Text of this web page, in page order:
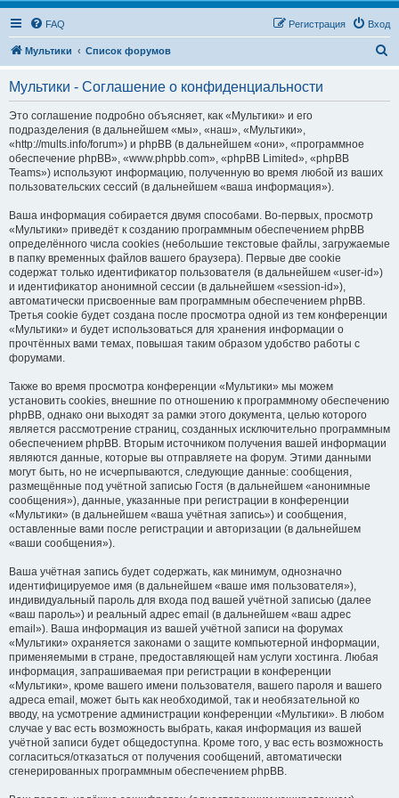
FAQ Вход
Регистрация
Мультики Список форумов
Мультики - Соглашение о конфиденциальности
Это соглашение подробно объясняет, как «Мультики» и его
подразделения (в дальнейшем «мы», «наш», «Мультики»,
«http://mults.info/forum») и phpBB (в дальнейшем «они», «программное
обеспечение phpBB», «www.phpbb.com», «phpBB Limited», «phpBB
Teams») используют информацию, полученную во время любой из ваших
пользовательских сессий (в дальнейшем «ваша информация»).
Ваша информация собирается двумя способами. Во-первых, просмотр
«Мультики» приведёт к созданию программным обеспечением phpBB
определённого числа cookies (небольшие текстовые файлы, загружаемые
в папку временных файлов вашего браузера). Первые две cookie
содержат только идентификатор пользователя (в дальнейшем «user-id»)
и идентификатор анонимной сессии (в дальнейшем «session-id»),
автоматически присвоенные вам программным обеспечением phpBB.
Третья cookie будет создана после просмотра одной из тем конференции
«Мультики» и будет использоваться для хранения информации о
прочтённых вами темах, повышая таким образом удобство работы с
форумами.
Также во время просмотра конференции «Мультики» мы можем
установить cookies, внешние по отношению к программному обеспечению
phpBB, однако они выходят за рамки этого документа, целью которого
является рассмотрение страниц, созданных исключительно программным
обеспечением phpBB. Вторым источником получения вашей информации
являются данные, которые вы отправляете на форум. Этими данными
могут быть, но не исчерпываются, следующие данные: сообщения,
размещённые под учётной записью Гостя (в дальнейшем «анонимные
сообщения»), данные, указанные при регистрации в конференции
«Мультики» (в дальнейшем «ваша учётная запись») и сообщения,
оставленные вами после регистрации и авторизации (в дальнейшем
«ваши сообщения»).
Ваша учётная запись будет содержать, как минимум, однозначно
идентифицируемое имя (в дальнейшем «ваше имя пользователя»),
индивидуальный пароль для входа под вашей учётной записью (далее
«ваш пароль») и реальный адрес email (в дальнейшем «ваш адрес
email»). Ваша информация из вашей учётной записи на форумах
«Мультики» охраняется законами о защите компьютерной информации,
применяемыми в стране, предоставляющей нам услуги хостинга. Любая
информация, запрашиваемая при регистрации в конференции
«Мультики», кроме вашего имени пользователя, вашего пароля и вашего
адреса email, может быть как необходимой, так и необязательной ко
вводу, на усмотрение администрации конференции «Мультики». В любом
случае у вас есть возможность выбрать, какая информация из вашей
учётной записи будет общедоступна. Кроме того, у вас есть возможность
согласиться/отказаться от получения сообщений, автоматически
сгенерированных программным обеспечением phpBB.